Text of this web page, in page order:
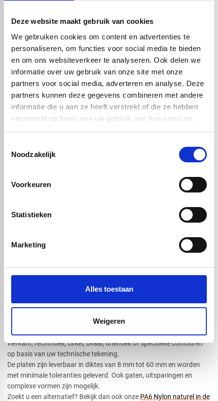
Deze website maakt gebruik van cookies
We gebruiken cookies om content en advertenties te
personaliseren, om functies voor social media te bieden
en om ons websiteverkeer te analyseren. Ook delen we
informatie over uw gebruik van onze site met onze
partners voor social media, adverteren en analyse. Deze
partners kunnen deze gegevens combineren met andere
informatie die u aan ze heeft verstrekt of die ze hebben
verzameld op basis van uw gebruik van hun services.
Noodzakelijk
Voorkeuren
Statistieken
Marketing
Alles toestaan
Weigeren
Geschikte bewerkingsmethoden:
CNC-frezen voor contouren en precisiewerk
Zagen en snijden voor panelen en strips
Boren en draaien voor maatwerkcomponenten
Lijmen en lassen voor verbindingen in de techniek
Bij Vos Kunststoffen maken wij gebruik van moderne machines om
uw PA6 kunststof platen tot in detail op maat te leveren. Van
eenvoudige sneden tot complexe technische vormen: wij zorgen
voor een nauwkeurige afwerking.
Omdat PA6 nylon een bewerkbare en stabiele kunststof is, wordt
het vaak toegepast als vervanger van metaal, zeker waar
Typische toepassingen van PA6 GS platen zwart zijn onder andere:
Lagerbussen en glijlagers
Slijtstrippen en geleiders
Afdichtringen en beschermkappen
Dankzij de uitstekende eigenschappen wordt deze technische
Maatwerk bij Vos Kunstatoffen
Bij Vos Kunststoffen bestelt u PA6 Nylon platenzwart in de GS-
variant volledig op maat. Wij leveren in elke gewenste vorm:
vierkant, rechthoek, cirkel, ovaal, driehoek of specifieke contouren
op basis van uw technische tekening.
De platen zijn leverbaar in diktes van 8 mm tot 60 mm en worden
met minimale toleranties geleverd. Ook gaten, uitsparingen en
complexe vormen zijn mogelijk.
Zoekt u een alternatief? Bekijk dan ook onze PA6 Nylon naturel in de